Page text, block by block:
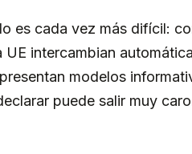
es cada vez más difícil:
UE intercambian
modelos
puede salir muy